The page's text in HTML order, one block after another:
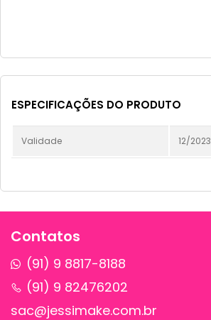
ESPECIFICAÇÕES DO PRODUTO
Validade 12/2023
Contatos
(91) 9 8817-8188
(91) 9 82476202
sac@jessimake.com.br